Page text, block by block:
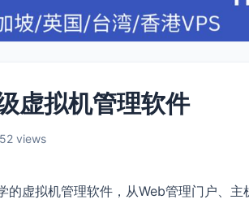
虚拟机管理软件
views
虚拟机管理软件，从Web管理门户、